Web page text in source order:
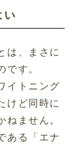
い
は、まさに
す。
イトニング
けど同時に
ません。
ある「エナ